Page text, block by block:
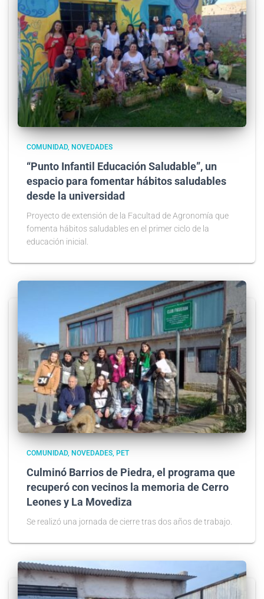
COMUNIDAD NOVEDADES
“Punto Infantil Educación Saludable”, un
espacio para fomentar hábitos saludables
desde la universidad
Proyecto de extensión de la Facultad de Agronomía que
fomenta hábitos saludables en el primer ciclo de la
educación inicial.
COMUNIDAD NOVEDADES PET
Culminó Barrios de Piedra, el programa que
recuperó con vecinos la memoria de Cerro
Leones y La Movediza
Se realizó una jornada de cierre tras dos años de trabajo.